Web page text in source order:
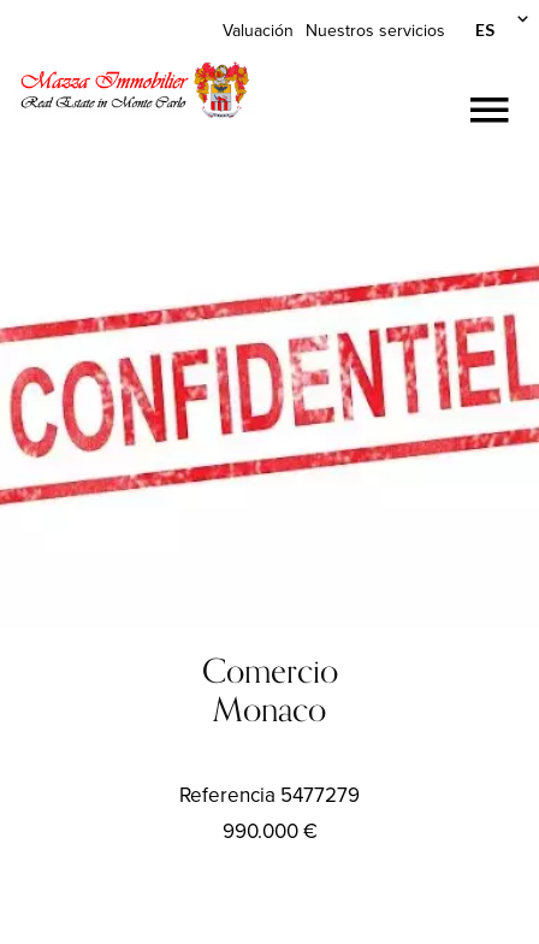
Valuación Nuestros servicios ES
Comercio
Monaco
Referencia 5477279
990.000 €